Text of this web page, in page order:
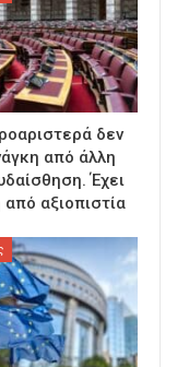
δεν
από άλλη
Έχει
από αξιοπιστία